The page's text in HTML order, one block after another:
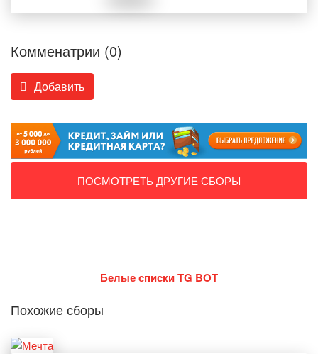
Комменатрии (0)
Добавить
ПОСМОТРЕТЬ ДРУГИЕ СБОРЫ
Белые списки TG BOT
Похожие сборы